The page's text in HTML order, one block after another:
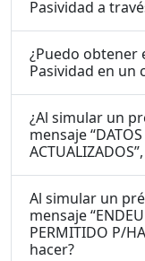
Pasividad a
¿Puedo obtener
Pasividad en un
¿Al simular un
mensaje “DATOS LABORALES NO
Al simular un
mensaje
PERMITIDO P/
hacer?